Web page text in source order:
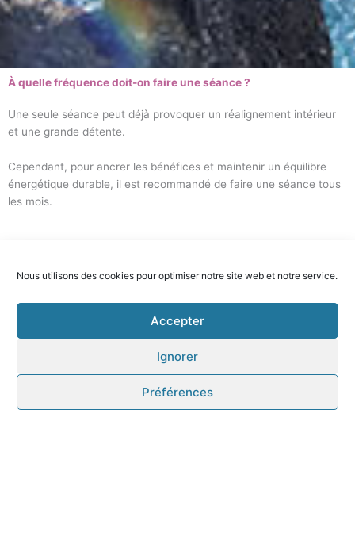
Nous utilisons des cookies pour optimiser notre site web et notre service.
Accepter
Ignorer
Préférences
À quelle fréquence doit-on faire une séance ?
Une seule séance peut déjà provoquer un réalignement intérieur
et une grande détente.
Cependant, pour ancrer les bénéfices et maintenir un équilibre
énergétique durable, il est recommandé de faire une séance tous
les mois.